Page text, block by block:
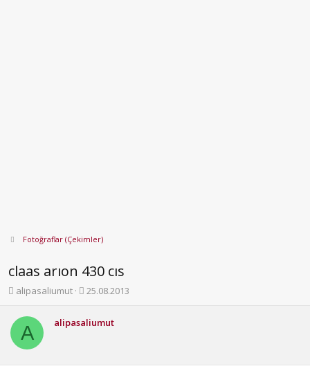
Fotoğraflar (Çekimler)
claas arıon 430 cıs
K
n
y
u
alipasaliumut
B
l
g
25.08.2013
A alipasaliumut